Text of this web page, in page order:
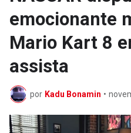
emocionante
Mario Kart 8
assista
por Kadu Bonamin •